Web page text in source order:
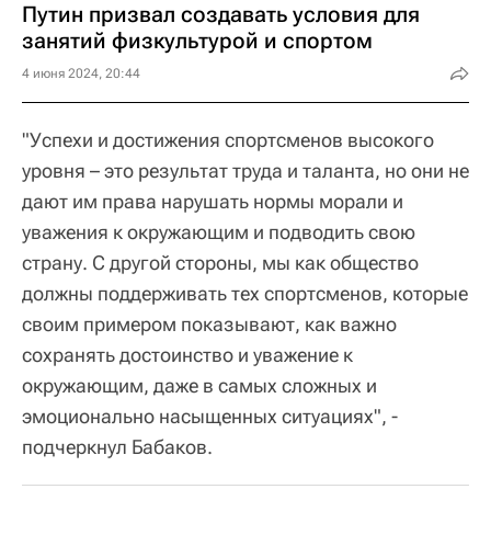
Путин призвал создавать условия для
занятий физкультурой и спортом
4 июня 2024, 20:44
"Успехи и достижения спортсменов высокого
уровня – это результат труда и таланта, но они не
дают им права нарушать нормы морали и
уважения к окружающим и подводить свою
страну. С другой стороны, мы как общество
должны поддерживать тех спортсменов, которые
своим примером показывают, как важно
сохранять достоинство и уважение к
окружающим, даже в самых сложных и
эмоционально насыщенных ситуациях", -
подчеркнул Бабаков.